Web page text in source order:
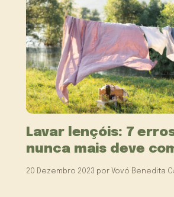
Lavar lençóis: 7
nunca mais deve
20 Dezembro 2023 por Vovó Benedita